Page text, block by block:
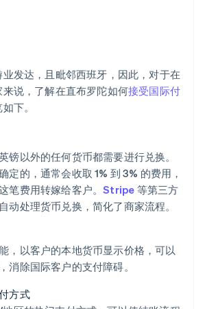
发达，且毗邻西班牙，因此，对于在
说，了解在直布罗陀如何接受国际付
下。
镑以外的任何货币都需要进行兑换。
定的，通常会收取 1% 到 3% 的费用，
笔费用转嫁给客户。Stripe 等第三方
动处理货币兑换，简化了商家流程。
，以客户的本地货币显示价格，可以
消除国际客户的支付障碍。
方式